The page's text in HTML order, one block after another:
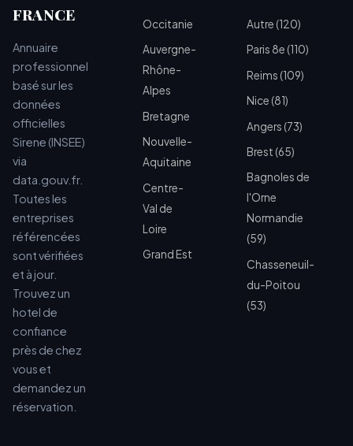
FRANCE
Annuaire
professionnel
basé sur les
données
officielles
Sirene (INSEE)
via
data.gouv.fr.
Toutes les
entreprises
référencées
sont vérifiées
et à jour.
Trouvez un
hotel de
confiance
près de chez
vous et
demandez un
réservation.
Occitanie
Auvergne-
Rhône-
Alpes
Bretagne
Nouvelle-
Aquitaine
Centre-
Val de
Loire
Grand Est
Autre (120)
Paris 8e (110)
Reims (109)
Nice (81)
Angers (73)
Brest (65)
Bagnoles de
l'Orne
Normandie
(59)
Chasseneuil-
du-Poitou
(53)